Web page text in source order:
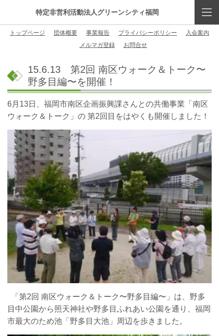
特定非営利活動法人グリーンシティ福岡
トップページ 団体概要 事業報告 プライバシーポリシー
入会案内
メルマガ登録
お問合せ
15.6.13 第2回 南区ウォーク＆トーク〜
野多目編〜を開催！
6月13日、福岡市南区企画振興課さんとの共働事業「南区
ウォーク＆トーク」の 第2回目をはやくも開催しました！
「第2回 南区ウォーク＆トーク〜野多目編〜」は、野多
目中公園から照天神社や野多目ふれあい公園を通り、福岡
市最大のため池「野多目大池」周辺を歩きました。